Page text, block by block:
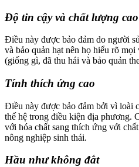
Độ tin cậy và chất lượng cao
Điều này được bảo đảm do người
và bảo quản hạt nên họ hiểu rõ
(giống gì, đã thu hái và bảo quản
Tính thích ứng cao
Điều này được bảo đảm bởi vì loài
thế hệ trong điều kiện địa phương.
với hóa chất sang thích ứng với
nông nghiệp sinh thái.
Hầu như không đắt